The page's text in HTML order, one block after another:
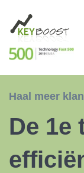
Haal meer
De 1e